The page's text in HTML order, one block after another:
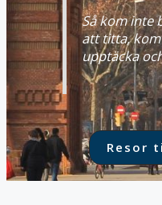
Så kom inte
att titta,
upptäcka
Resor